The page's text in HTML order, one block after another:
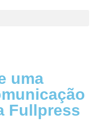
uma
Fullpress